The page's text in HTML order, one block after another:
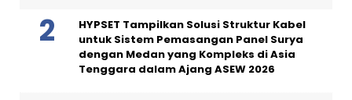
HYPSET Tampilkan Solusi Struktur Kabel
untuk Sistem Pemasangan Panel Surya
dengan Medan yang Kompleks di Asia
Tenggara dalam Ajang ASEW 2026